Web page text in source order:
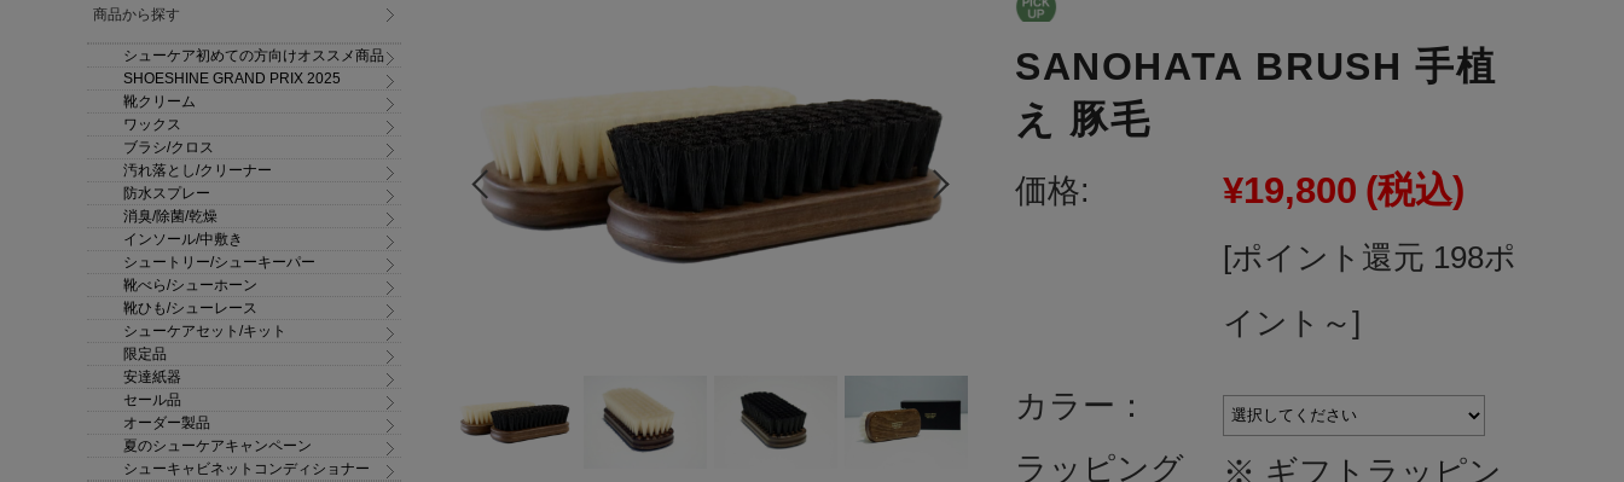
SANOHATA BRUSH 手植
え 豚毛
価格: ¥19,800 (税込)
[ポイント還元 198ポ
イント～]
カラー：
ラッピング
※ ギフトラッピン
商品から探す
シューケア初めての方向けオススメ商品
SHOESHINE GRAND PRIX 2025
靴クリーム
ワックス
ブラシ/クロス
汚れ落とし/クリーナー
防水スプレー
消臭/除菌/乾燥
インソール/中敷き
シュートリー/シューキーパー
靴べら/シューホーン
靴ひも/シューレース
シューケアセット/キット
限定品
安達紙器
セール品
オーダー製品
夏のシューケアキャンペーン
シューキャビネットコンディショナー